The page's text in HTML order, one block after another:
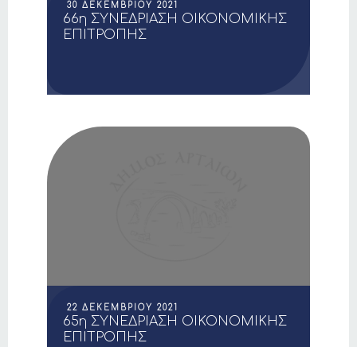
30 ΔΕΚΕΜΒΡΊΟΥ 2021
66η ΣΥΝΕΔΡΙΑΣΗ ΟΙΚΟΝΟΜΙΚΗΣ
ΕΠΙΤΡΟΠΗΣ
22 ΔΕΚΕΜΒΡΊΟΥ 2021
65η ΣΥΝΕΔΡΙΑΣΗ ΟΙΚΟΝΟΜΙΚΗΣ
ΕΠΙΤΡΟΠΗΣ